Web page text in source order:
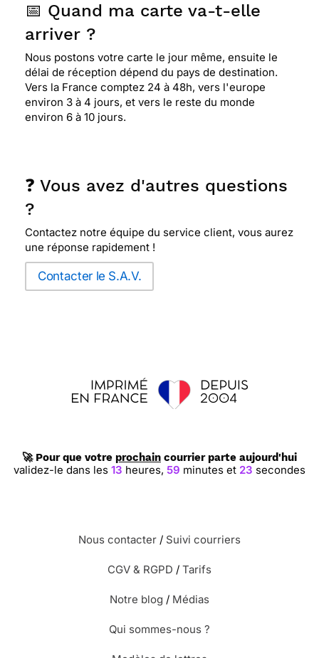
📅 Quand ma carte va-t-elle
arriver ?
Nous postons votre carte le jour même, ensuite le
délai de réception dépend du pays de destination.
Vers la France comptez 24 à 48h, vers l'europe
environ 3 à 4 jours, et vers le reste du monde
environ 6 à 10 jours.
❓ Vous avez d'autres questions
?
Contactez notre équipe du service client, vous aurez
une réponse rapidement !
Contacter le S.A.V.
🚀 Pour que votre prochain courrier parte aujourd'hui
validez-le dans les13 heures,59 minutes et 22 secondes
Nous contacter / Suivi courriers
CGV & RGPD / Tarifs
Notre blog / Médias
Qui sommes-nous ?